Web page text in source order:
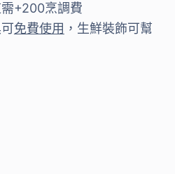
+200烹調費
免費使用 ，生鮮裝飾可幫